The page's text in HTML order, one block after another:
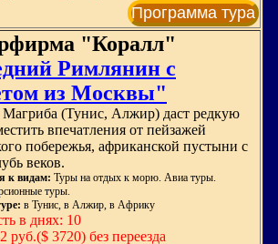
Программа тура
"Коралл"
Римлянин с
из Москвы"
Магриба (Тунис, Алжир) даст редкую
впечатления от пейзажей
побережья, африканской пустыни с
веков.
к видам: Туры на отдых к морю. Авиа туры.
туры.
в Тунис, в Алжир, в Африку
в днях: 10
руб.($ 3720) без переезда